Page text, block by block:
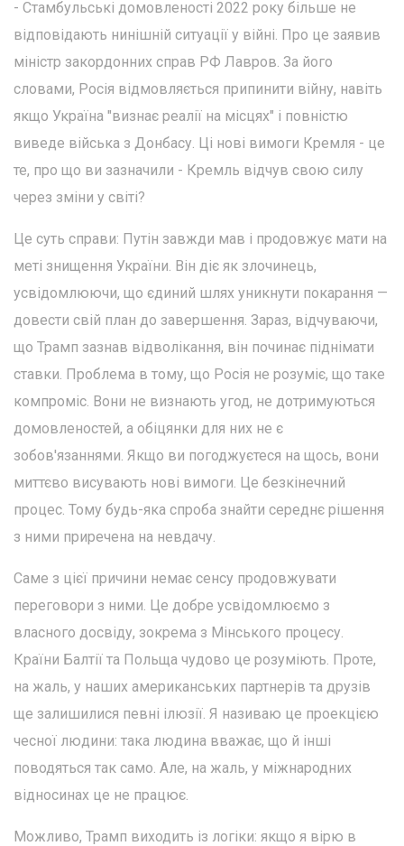
- Стамбульські домовленості 2022 року більше не
відповідають нинішній ситуації у війні. Про це заявив
міністр закордонних справ РФ Лавров. За його
словами, Росія відмовляється припинити війну, навіть
якщо Україна "визнає реалії на місцях" і повністю
виведе війська з Донбасу. Ці нові вимоги Кремля - це
те, про що ви зазначили - Кремль відчув свою силу
через зміни у світі?
Це суть справи: Путін завжди мав і продовжує мати на
меті знищення України. Він діє як злочинець,
усвідомлюючи, що єдиний шлях уникнути покарання —
довести свій план до завершення. Зараз, відчуваючи,
що Трамп зазнав відволікання, він починає піднімати
ставки. Проблема в тому, що Росія не розуміє, що таке
компроміс. Вони не визнають угод, не дотримуються
домовленостей, а обіцянки для них не є
зобов'язаннями. Якщо ви погоджуєтеся на щось, вони
миттєво висувають нові вимоги. Це безкінечний
процес. Тому будь-яка спроба знайти середнє рішення
з ними приречена на невдачу.
Саме з цієї причини немає сенсу продовжувати
переговори з ними. Це добре усвідомлюємо з
власного досвіду, зокрема з Мінського процесу.
Країни Балтії та Польща чудово це розуміють. Проте,
на жаль, у наших американських партнерів та друзів
ще залишилися певні ілюзії. Я називаю це проекцією
чесної людини: така людина вважає, що й інші
поводяться так само. Але, на жаль, у міжнародних
відносинах це не працює.
Можливо, Трамп виходить із логіки: якщо я вірю в